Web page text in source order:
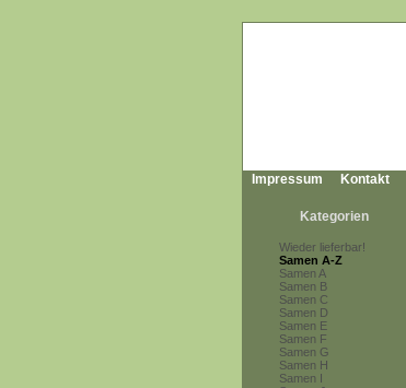
Impressum Kontakt
Kategorien
Wieder lieferbar!
Samen A-Z
Samen A
Samen B
Samen C
Samen D
Samen E
Samen F
Samen G
Samen H
Samen I